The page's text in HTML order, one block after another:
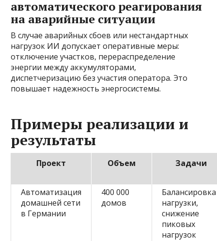
автоматического реагирования
на аварийные ситуации
В случае аварийных сбоев или нестандартных
нагрузок ИИ допускает оперативные меры:
отключение участков, перераспределение
энергии между аккумуляторами,
диспетчеризацию без участия оператора. Это
повышает надежность энергосистемы.
Примеры реализации и
результаты
Проект Объем Задачи
Автоматизация
домашней сети
в Германии
400 000
домов
Балансировка
нагрузки,
снижение
пиковых
нагрузок